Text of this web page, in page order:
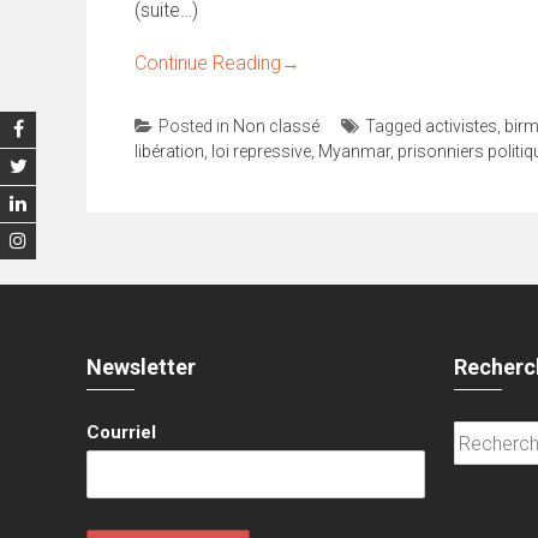
(suite…)
Continue Reading →
Posted in Non classé Tagged activistes
libération
loi repressive Myanmar, prisonniers
Newsletter
Courriel